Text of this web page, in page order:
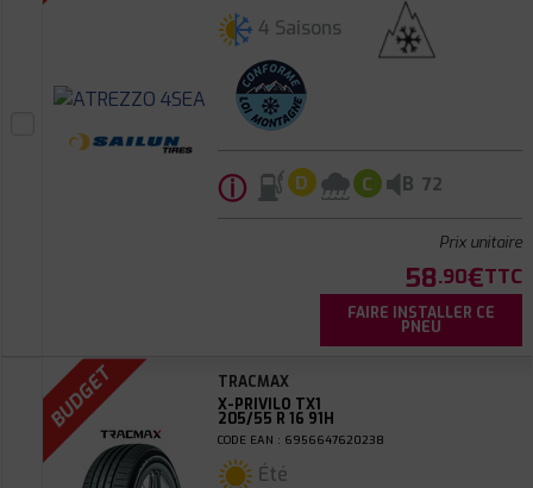
4 Saisons
ⓘ D C B 72
Prix unitaire
58.90€TTC
FAIRE INSTALLER CE
PNEU
BUDGET
TRACMAX
X-PRIVILO TX1
205/55 R 16 91H
CODE EAN : 6956647620238
Été